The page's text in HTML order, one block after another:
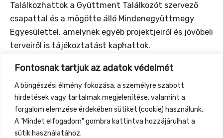
Fontosnak tartjuk az adatok védelmét
A böngészési élmény fokozása, a személyre szabott
hirdetések vagy tartalmak megjelenítése, valamint a
forgalom elemzése érdekében sütiket (cookie) használunk.
A "Mindet elfogadom" gombra kattintva hozzájárulhat a
sütik használatához.
Találkozhattok a Gyüttment Találkozót szervező
csapattal és a mögötte álló Mindenegyüttmegy
Egyesülettel, amelynek egyéb projektjeiről és jövőbeli
terveiről is tájékoztatást kaphattok.
←Previous Event Next Event
Gyüttment Találkozó, 2026. augusztus 27-30.,